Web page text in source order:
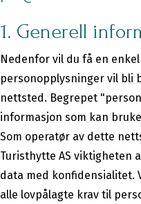
1. Generell
Nedenfor vil du få en
personopplysninger vil bli
nettsted. Begrepet
informasjon som kan
Som operatør av dette
Turisthytte AS viktigheten
data med konfidensialitet.
alle lovpålagte krav til